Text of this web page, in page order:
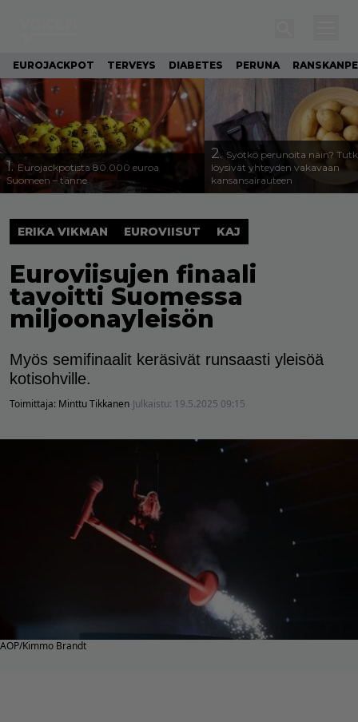
EUROJACKPOT TERVEYS DIABETES PERUNA
1. Eurojackpotista 80 000 euroa
Suomeen – tänne
2. Syötkö perunoita näin?
löysivät yhteyden vakavaan
kansansairauteen
ERIKA VIKMAN EUROVIISUT KAJ
Euroviisujen finaali
tavoitti Suomessa
miljoonayleisön
Myös semifinaalit keräsivät runsaasti yleisöä
kotisohville.
Toimittaja: Minttu Tikkanen Julkaistu: 19.5.2025 09:15
AOP/Kimmo Brandt